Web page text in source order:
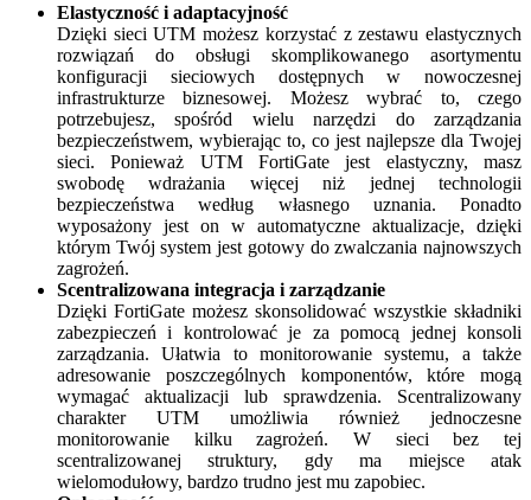
Elastyczność i adaptacyjność
Dzięki sieci UTM możesz korzystać z zestawu elastycznych
rozwiązań do obsługi skomplikowanego asortymentu
konfiguracji sieciowych dostępnych w nowoczesnej
infrastrukturze biznesowej. Możesz wybrać to, czego
potrzebujesz, spośród wielu narzędzi do zarządzania
bezpieczeństwem, wybierając to, co jest najlepsze dla Twojej
sieci. Ponieważ UTM FortiGate jest elastyczny, masz
swobodę wdrażania więcej niż jednej technologii
bezpieczeństwa według własnego uznania. Ponadto
wyposażony jest on w automatyczne aktualizacje, dzięki
którym Twój system jest gotowy do zwalczania najnowszych
zagrożeń.
Scentralizowana integracja i zarządzanie
Dzięki FortiGate możesz skonsolidować wszystkie składniki
zabezpieczeń i kontrolować je za pomocą jednej konsoli
zarządzania. Ułatwia to monitorowanie systemu, a także
adresowanie poszczególnych komponentów, które mogą
wymagać aktualizacji lub sprawdzenia. Scentralizowany
charakter UTM umożliwia również jednoczesne
monitorowanie kilku zagrożeń. W sieci bez tej
scentralizowanej struktury, gdy ma miejsce atak
wielomodułowy, bardzo trudno jest mu zapobiec.